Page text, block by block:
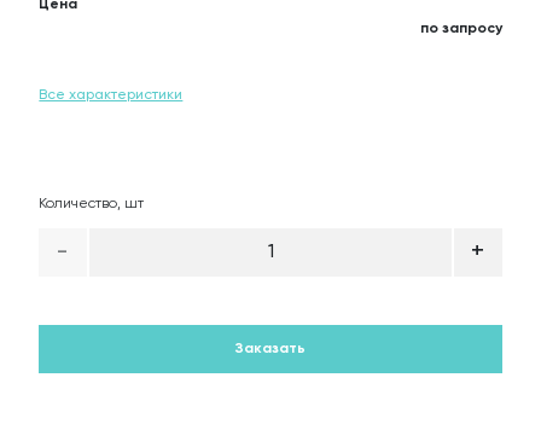
О
Цена
по запросу
Все характеристики
Количество, шт
- 1 +
Заказать